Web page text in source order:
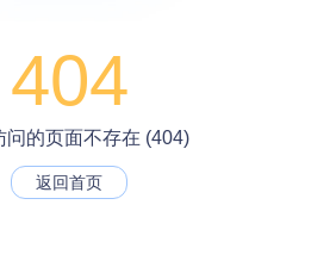
404
问的页面不存在 (404)
返回首页